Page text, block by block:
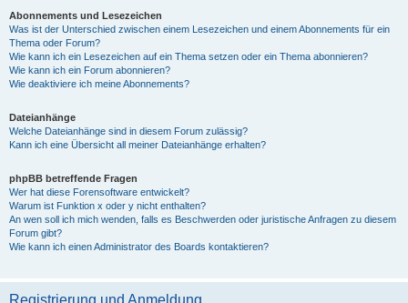
Abonnements und Lesezeichen
Was ist der Unterschied zwischen einem Lesezeichen und einem Abonnements für ein
Thema oder Forum?
Wie kann ich ein Lesezeichen auf ein Thema setzen oder ein Thema abonnieren?
Wie kann ich ein Forum abonnieren?
Wie deaktiviere ich meine Abonnements?
Dateianhänge
Welche Dateianhänge sind in diesem Forum zulässig?
Kann ich eine Übersicht all meiner Dateianhänge erhalten?
phpBB betreffende Fragen
Wer hat diese Forensoftware entwickelt?
Warum ist Funktion x oder y nicht enthalten?
An wen soll ich mich wenden, falls es Beschwerden oder juristische Anfragen zu diesem
Forum gibt?
Wie kann ich einen Administrator des Boards kontaktieren?
Registrierung und Anmeldung